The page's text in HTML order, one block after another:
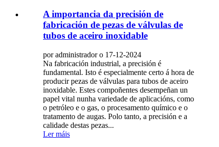
A importancia da precisión de
fabricación de pezas de válvulas de
tubos de aceiro inoxidable
por administrador o 17-12-2024
Na fabricación industrial, a precisión é
fundamental. Isto é especialmente certo á hora de
producir pezas de válvulas para tubos de aceiro
inoxidable. Estes compoñentes desempeñan un
papel vital nunha variedade de aplicacións, como
o petróleo e o gas, o procesamento químico e o
tratamento de augas. Polo tanto, a precisión e a
calidade destas pezas...
Ler máis